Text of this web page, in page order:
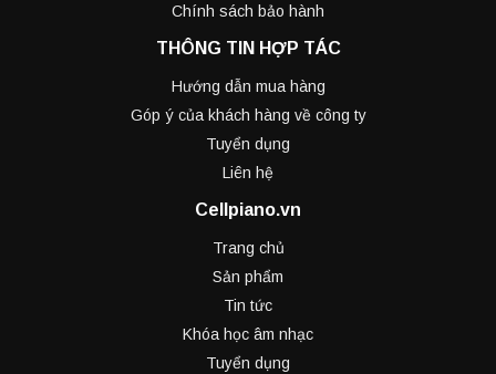
Chính sách bảo hành
THÔNG TIN HỢP TÁC
Hướng dẫn mua hàng
Góp ý của khách hàng về công ty
Tuyển dụng
Liên hệ
Cellpiano.vn
Trang chủ
Sản phẩm
Tin tức
Khóa học âm nhạc
Tuyển dụng